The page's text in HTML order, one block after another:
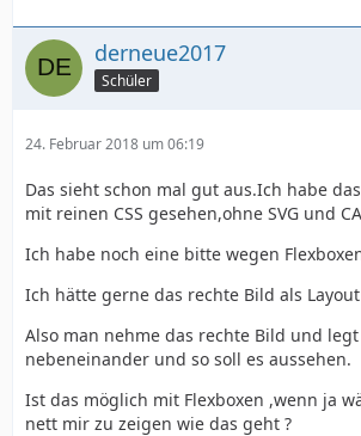
derneue2017
Schüler
24. Februar 2018 um 06:19
Das sieht schon mal gut aus.Ich habe
mit reinen CSS gesehen,ohne SVG und
Ich habe noch eine bitte wegen
Ich hätte gerne das rechte Bild als
Also man nehme das rechte Bild und
nebeneinander und so soll es aussehen.
Ist das möglich mit Flexboxen ,wenn ja
nett mir zu zeigen wie das geht ?